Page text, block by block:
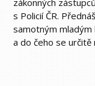
zákonných
s Policií ČR.
samotným mladým
a do čeho se určitě